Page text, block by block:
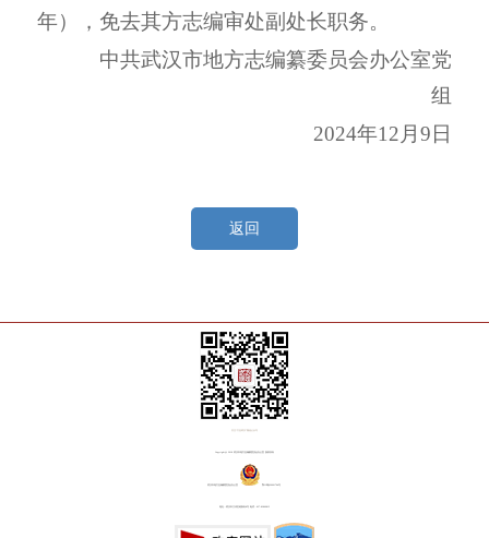
年），免去其方志编审处副处长职务。
中共武汉市地方志编纂委员会办公室党
组
2024年12月9日
返回
关注“方志武汉”微信公众号
Copyright@ 2018 武汉市地方志编纂委员会办公室 版权所有
武汉市地方志编纂委员会办公室 鄂ICP备20001764号
地址：武汉市江岸区铭新街8号 电话：027-82809815